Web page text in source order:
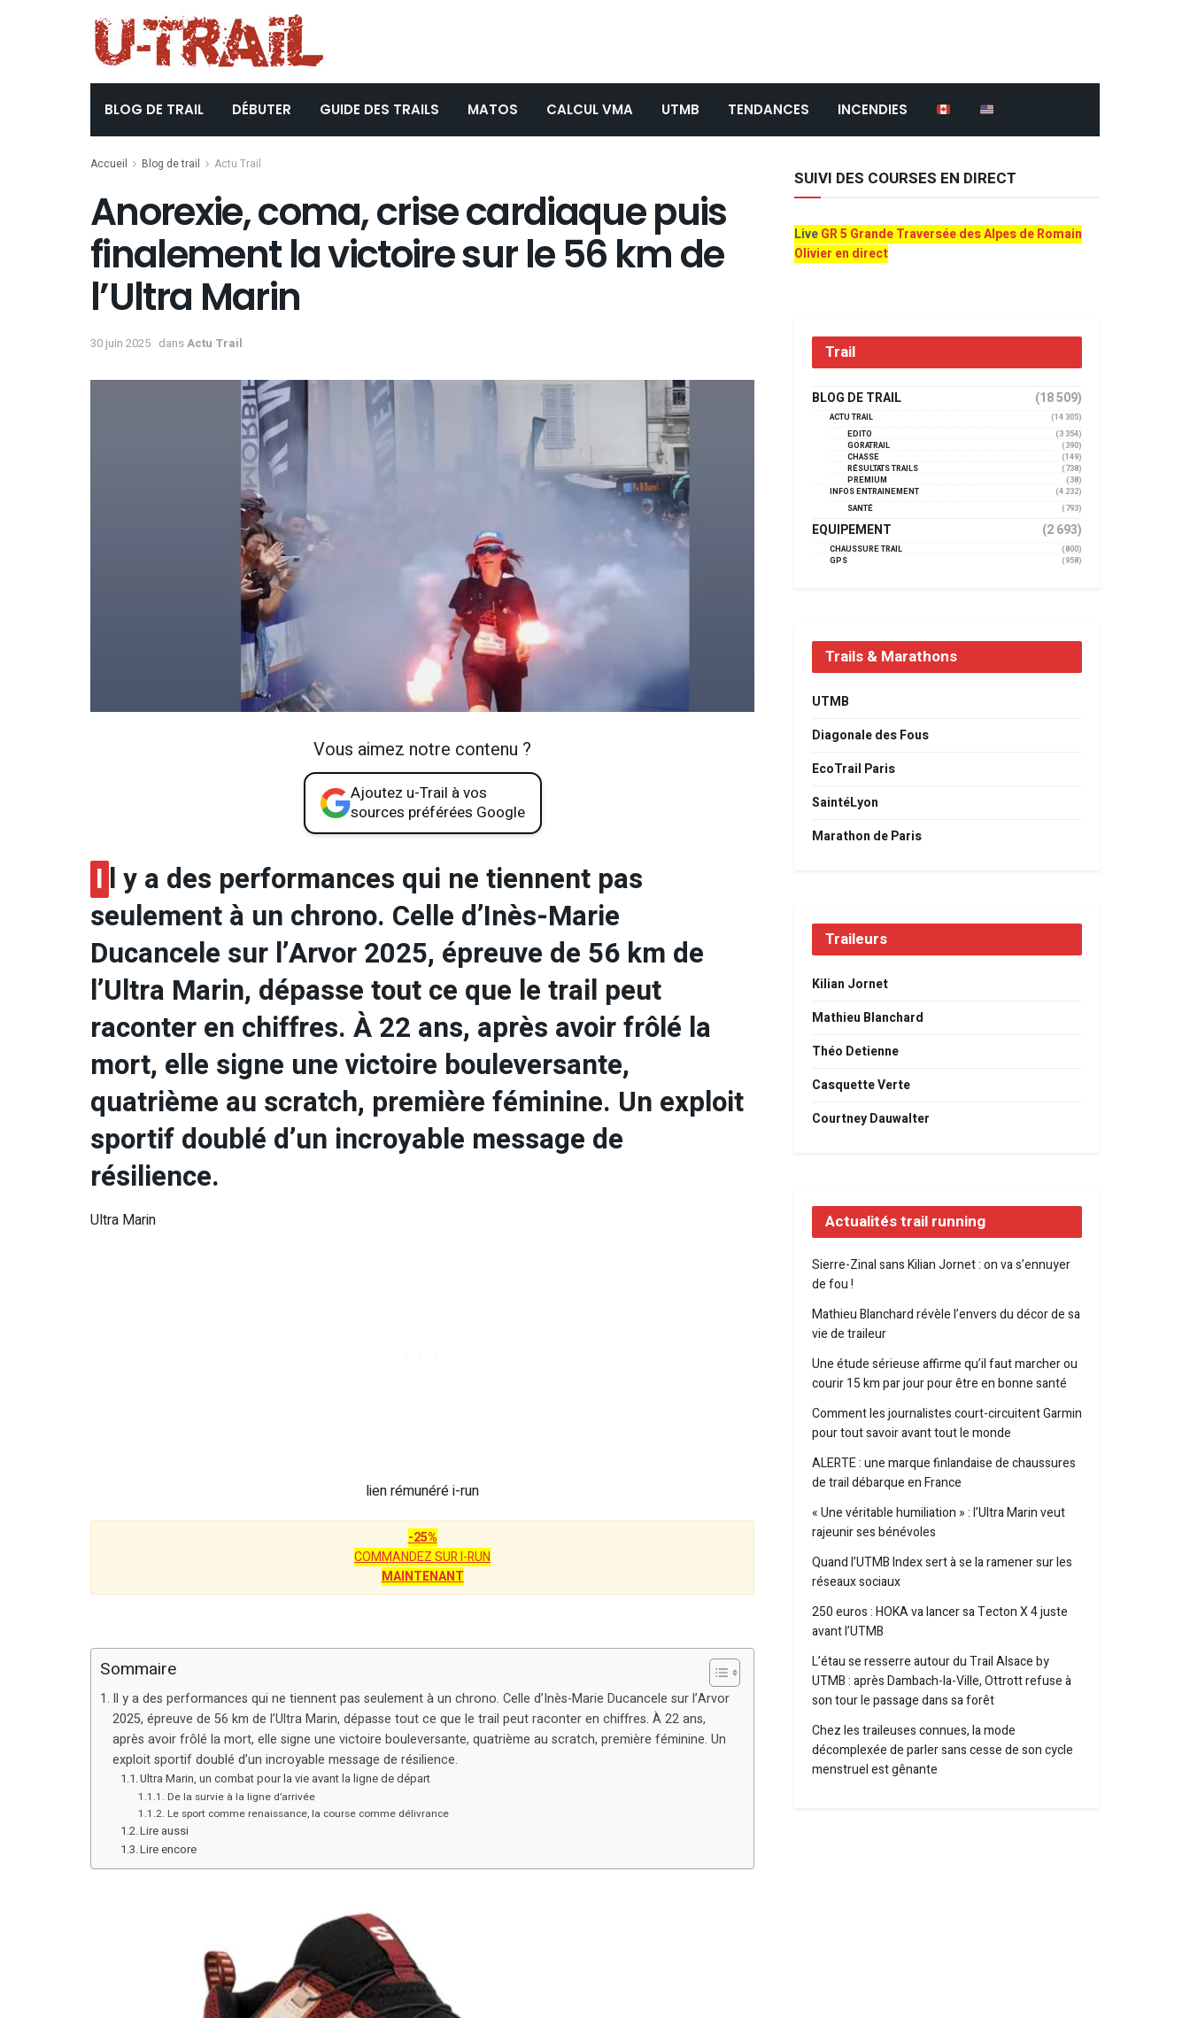
BLOG DE TRAIL DÉBUTER GUIDE DES TRAILS MATOS CALCUL VMA UTMB TENDANCES INCENDIES
Accueil Blog de trail Actu Trail
Anorexie, coma, crise cardiaque puis
finalement la victoire sur le 56 km de
l’Ultra Marin
30 juin 2025 dansActu Trail
Vous aimez notre contenu ?
Ajoutez u-Trail à vos
sources préférées Google
I l y a des performances qui ne tiennent pas
seulement à un chrono. Celle d’Inès-Marie
Ducancele sur l’Arvor 2025, épreuve de 56 km de
l’Ultra Marin, dépasse tout ce que le trail peut
raconter en chiffres. À 22 ans, après avoir frôlé la
mort, elle signe une victoire bouleversante,
quatrième au scratch, première féminine. Un exploit
sportif doublé d’un incroyable message de
résilience.
Ultra Marin
lien rémunéré i-run
-25%
COMMANDEZ SUR I-RUN
MAINTENANT
Sommaire
Il y a des performances qui ne tiennent pas seulement à un chrono. Celle d’Inès-Marie Ducancele sur l’Arvor
2025, épreuve de 56 km de l’Ultra Marin, dépasse tout ce que le trail peut raconter en chiffres. À 22 ans,
après avoir frôlé la mort, elle signe une victoire bouleversante, quatrième au scratch, première féminine. Un
exploit sportif doublé d’un incroyable message de résilience.
Ultra Marin, un combat pour la vie avant la ligne de départ
De la survie à la ligne d’arrivée
Le sport comme renaissance, la course comme délivrance
Lire aussi
Lire encore
SUIVI DES COURSES EN DIRECT
LiveGR 5 Grande Traversée des Alpes de Romain
Olivier en direct
Trail
BLOG DE TRAIL (18 509)
ACTU TRAIL
(14 305)
EDITO
(3 354)
GORATRAIL
(390)
CHASSE
(149)
RÉSULTATS TRAILS
(738)
PREMIUM
(38)
INFOS ENTRAINEMENT
(4 232)
SANTÉ
(793)
EQUIPEMENT (2 693)
CHAUSSURE TRAIL
(800)
GPS
(958)
Trails & Marathons
UTMB
Diagonale des Fous
EcoTrail Paris
SaintéLyon
Marathon de Paris
Traileurs
Kilian Jornet
Mathieu Blanchard
Théo Detienne
Casquette Verte
Courtney Dauwalter
Actualités trail running
Sierre-Zinal sans Kilian Jornet : on va s’ennuyer
de fou !
Mathieu Blanchard révèle l’envers du décor de sa
vie de traileur
Une étude sérieuse affirme qu’il faut marcher ou
courir 15 km par jour pour être en bonne santé
Comment les journalistes court-circuitent Garmin
pour tout savoir avant tout le monde
ALERTE : une marque finlandaise de chaussures
de trail débarque en France
« Une véritable humiliation » : l’Ultra Marin veut
rajeunir ses bénévoles
Quand l’UTMB Index sert à se la ramener sur les
réseaux sociaux
250 euros : HOKA va lancer sa Tecton X 4 juste
avant l’UTMB
L’étau se resserre autour du Trail Alsace by
UTMB : après Dambach-la-Ville, Ottrott refuse à
son tour le passage dans sa forêt
Chez les traileuses connues, la mode
décomplexée de parler sans cesse de son cycle
menstruel est gênante